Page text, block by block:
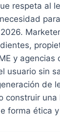
respeta al
y agencias
usuario sin
de
construir
forma ética